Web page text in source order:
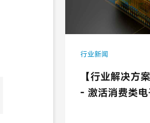
行业新闻
【行业解决方
- 激活消费类